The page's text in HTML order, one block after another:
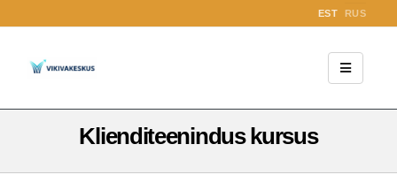
EST RUS
Klienditeenindus kursus